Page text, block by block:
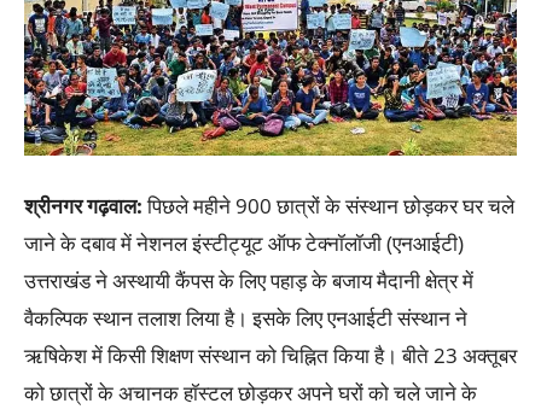
श्रीनगर गढ़वाल:पिछले महीने 900 छात्रों के संस्थान छोड़कर घर चले
जाने के दबाव में नेशनल इंस्टीट्यूट ऑफ टेक्नॉलॉजी (एनआईटी)
उत्तराखंड ने अस्थायी कैंपस के लिए पहाड़ के बजाय मैदानी क्षेत्र में
वैकल्पिक स्थान तलाश लिया है। इसके लिए एनआईटी संस्थान ने
ऋषिकेश में किसी शिक्षण संस्थान को चिह्नित किया है। बीते 23 अक्तूबर
को छात्रों के अचानक हॉस्टल छोड़कर अपने घरों को चले जाने के